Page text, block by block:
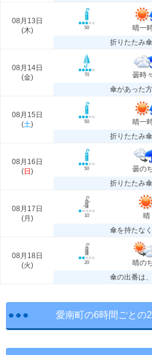
08月13日
(木) 50 晴一
折りたたみ
08月14日
(金) 70 曇時
傘があった
08月15日
(土) 50 晴一
折りたたみ
08月16日
(日 ) 50 曇の
折りたたみ
08月17日
(月 ) 10 晴
傘を持たな
08月18日
(火) 20 晴の
傘の出番は
愛南町の6時間ごとの